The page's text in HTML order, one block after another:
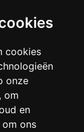
cookies
onze
om
en
ons